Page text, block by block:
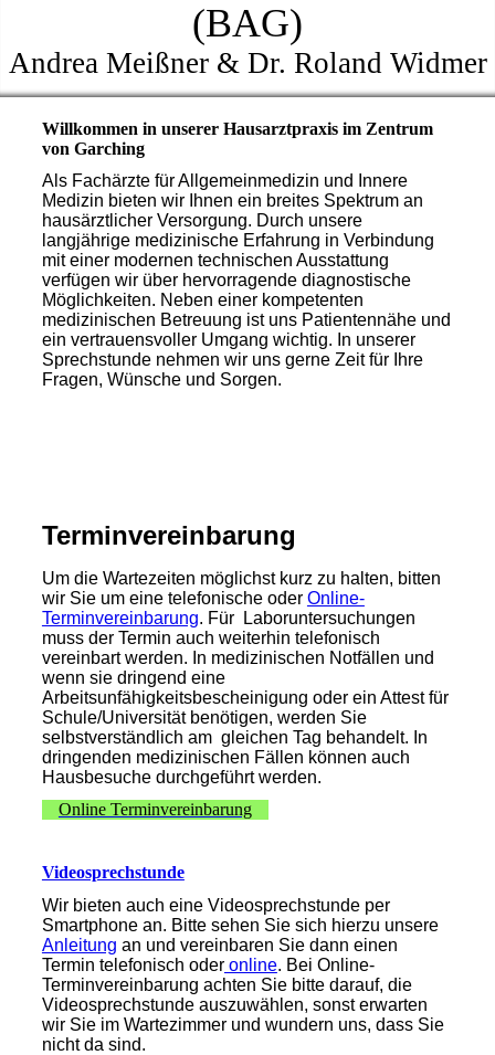
(BAG)
Andrea Meißner & Dr. Roland Widmer
Willkommen in unserer Hausarztpraxis im Zentrum
von Garching
Als Fachärzte für Allgemeinmedizin und Innere
Medizin bieten wir Ihnen ein breites Spektrum an
hausärztlicher Versorgung. Durch unsere
langjährige medizinische Erfahrung in Verbindung
mit einer modernen technischen Ausstattung
verfügen wir über hervorragende diagnostische
Möglichkeiten. Neben einer kompetenten
medizinischen Betreuung ist uns Patientennähe und
ein vertrauensvoller Umgang wichtig. In unserer
Sprechstunde nehmen wir uns gerne Zeit für Ihre
Fragen, Wünsche und Sorgen.
Terminvereinbarung
Um die Wartezeiten möglichst kurz zu halten, bitten
wir Sie um eine telefonische oder Online-
Terminvereinbarung. Für Laboruntersuchungen
muss der Termin auch weiterhin telefonisch
vereinbart werden. In medizinischen Notfällen und
wenn sie dringend eine
Arbeitsunfähigkeitsbescheinigung oder ein Attest für
Schule/Universität benötigen, werden Sie
selbstverständlich am gleichen Tag behandelt. In
dringenden medizinischen Fällen können auch
Hausbesuche durchgeführt werden.
Online Terminvereinbarung
Videosprechstunde
Wir bieten auch eine Videosprechstunde per
Smartphone an. Bitte sehen Sie sich hierzu unsere
Anleitung an und vereinbaren Sie dann einen
Termin telefonisch oderonline. Bei Online-
Terminvereinbarung achten Sie bitte darauf, die
Videosprechstunde auszuwählen, sonst erwarten
wir Sie im Wartezimmer und wundern uns, dass Sie
nicht da sind.